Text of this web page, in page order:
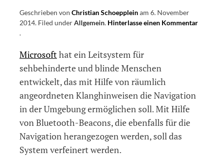
Geschrieben von Christian Schoeppleinam 6. November
2014. Filed underAllgemein. Hinterlasse einen Kommentar
on
Leitsystem
von
Microsoft
.
Microsoft hat ein Leitsystem für
sehbehinderte und blinde Menschen
entwickelt, das mit Hilfe von räumlich
angeordneten Klanghinweisen die Navigation
in der Umgebung ermöglichen soll. Mit Hilfe
von Bluetooth-Beacons, die ebenfalls für die
Navigation herangezogen werden, soll das
System verfeinert werden.